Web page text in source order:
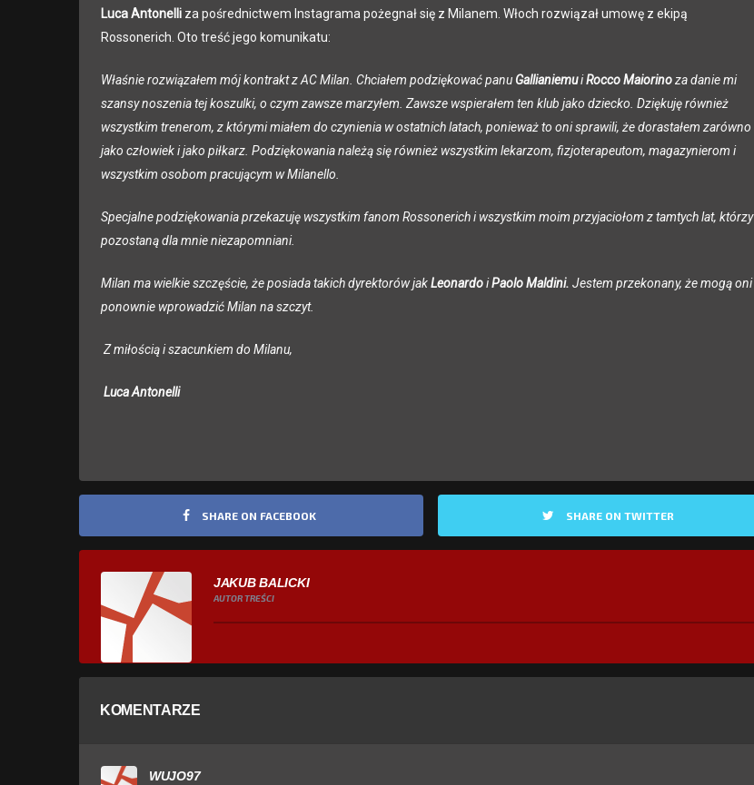
Luca Antonelli za pośrednictwem Instagrama pożegnał się z Milanem. Włoch rozwiązał umowę z ekipą
Rossonerich. Oto treść jego komunikatu:
Właśnie rozwiązałem mój kontrakt z AC Milan. Chciałem podziękować panu GallianiemuiRocco Maiorinoza danie mi
szansy noszenia tej koszulki, o czym zawsze marzyłem. Zawsze wspierałem ten klub jako dziecko. Dziękuję również
wszystkim trenerom, z którymi miałem do czynienia w ostatnich latach, ponieważ to oni sprawili, że dorastałem zarówno
jako człowiek i jako piłkarz. Podziękowania należą się również wszystkim lekarzom, fizjoterapeutom, magazynierom i
wszystkim osobom pracującym w Milanello.
Specjalne podziękowania przekazuję wszystkim fanom Rossonerich i wszystkim moim przyjaciołom z tamtych lat, którzy
pozostaną dla mnie niezapomniani.
Milan ma wielkie szczęście, że posiada takich dyrektorów jakLeonardoiPaolo Maldini. Jestem przekonany, że mogą oni
ponownie wprowadzić Milan na szczyt.
Z miłością i szacunkiem do Milanu,
Luca Antonelli
SHARE ON FACEBOOK SHARE ON TWITTER
JAKUB BALICKI
AUTOR TREŚCI
KOMENTARZE
WUJO97